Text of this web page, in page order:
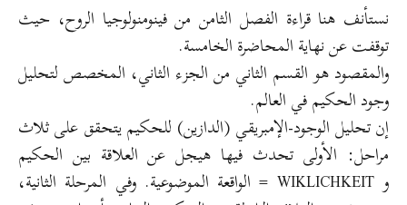
نستأنف هنا قراءة الفصل الثامن من فينومنولوجيا الروح، حيث
توقفت عن نهاية المحاضرة الخامسة.
والمقصود هو القسم الثاني من الجزء الثاني، المخصص لتحليل
وجود الحكيم في العالم.
إن تحليل الوجود-الإمبريقي (الدازين) للحكيم يتحقق على ثلاث
مراحل: الأولى تحدث فيها هيجل عن العلاقة بين الحكيم
و WIKLICHKEIT = الواقعة الموضوعية. وفي المرحلة الثانية،